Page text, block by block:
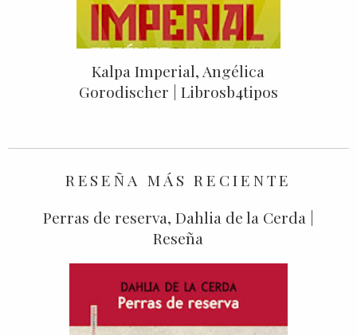
Kalpa Imperial, Angélica
Gorodischer | Librosb4tipos
RESEÑA MÁS RECIENTE
Perras de reserva, Dahlia de la Cerda |
Reseña